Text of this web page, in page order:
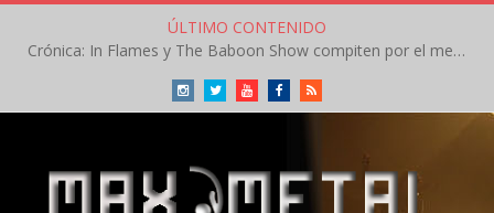
ÚLTIMO CONTENIDO
Crónica: In Flames y The Baboon Show compiten por el mejor concierto del día en el Leyendas del Rock – Viernes – Agosto 2026
InstagramTwitterYoutubeFacebookRSS